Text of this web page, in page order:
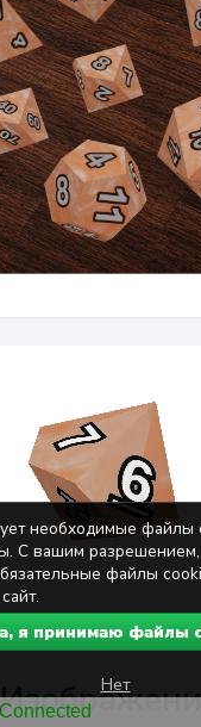
необходимые файлы
С вашим
файлы
я принимаю файлы
Нет